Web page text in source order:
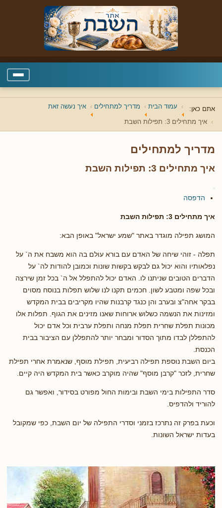
אתם כאן: עמוד הבית מדריך למתחילים איך נעשה זאת
איך מתחילים 3: תפילות השבת
מדריך למתחילים
איך מתחילים 3: תפילות השבת
הדפסה
איך מתחילים 3: תפילות השבת
המושג תפילה מוגדר באתר "שמע ישראל" באופן הבא:
תפלה - זוהי שיחה של האדם עם בורא עולם בה הוא משבח את ה` על
נפלאותיו והוא יכול גם לבקש בקשות שונות וכמובן להודות לה` על
הדברים הטובים שניתנו לו. האדם יכול להתפלל אל ה` בכל זמן שירצה
ובכל שפה ומטבע לשון. חכמים תקנו לנו שלוש תפלות בנוסח מסוים
בבקר אחה"צ ובערב והן כנגד קרבנות שהיו מקריבים בבית המקדש
ומזינות את הנשמה כשלוש ארוחות שאנו מזינים את הגוף. תפלות אלו
מכונות תפלת שחרית תפלת מנחה ותפלת ערבית וכל אדם יכול
להתפללן לבדו מתוך הסדור ומבחר יותר להתפללן עם הציבור בבית
הכנסת.
ביום השבת נוספת תפילה רביעית, תפילת מוסף, שנאמרת אחרי תפילת
שחרית, לזכר "קרבן מוסף" שהיה מוקרב כאשר בית המקדש היה קיים.
סדר התפילות בימי השבת ובימות החול מפורט בסידור, ואפשר גם
להוריד ולהדפיס.
וכעת בפרק זה נתרכז בזמני וסדרי התפילה של יום השבת, כפי שמקובל
בעדות ישראל השונות.